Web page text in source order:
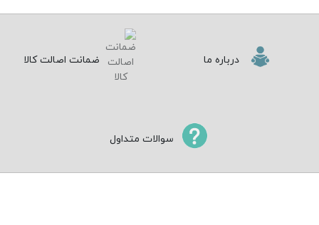
درباره ما ضمانت اصالت کالا
سوالات متداول